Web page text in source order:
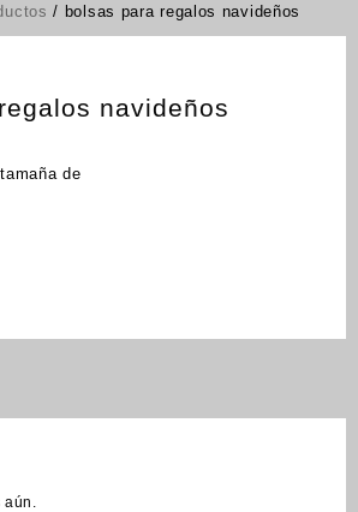
/ bolsas para regalos navideños
navideños
de